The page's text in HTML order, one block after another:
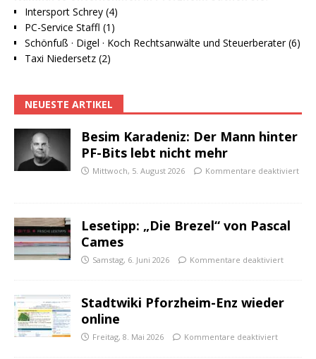
Intersport Schrey (4)
PC-Service Staffl (1)
Schönfuß · Digel · Koch Rechtsanwälte und Steuerberater (6)
Taxi Niedersetz (2)
NEUESTE ARTIKEL
Besim Karadeniz: Der Mann hinter
PF-Bits lebt nicht mehr
Mittwoch, 5. August 2026 Kommentare deaktiviert
Lesetipp: „Die Brezel“ von Pascal
Cames
Samstag, 6. Juni 2026 Kommentare deaktiviert
Stadtwiki Pforzheim-Enz wieder
online
Freitag, 8. Mai 2026 Kommentare deaktiviert